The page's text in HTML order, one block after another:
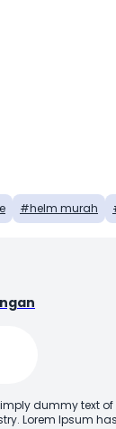
helm murah
dummy text
Lorem Ipsum